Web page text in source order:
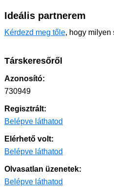
Ideális partnerem
Kérdezd meg tőle, hogy milyen
Társkeresőről
Azonosító:
730949
Regisztrált:
Belépve láthatod
Elérhető volt:
Belépve láthatod
Olvasatlan üzenetek:
Belépve láthatod